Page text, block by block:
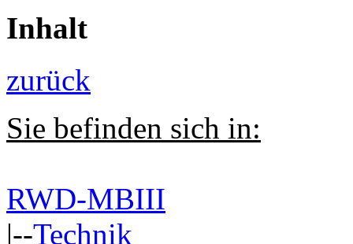
Inhalt
zurück
Sie befinden sich in:
RWD-MBIII
|--Technik